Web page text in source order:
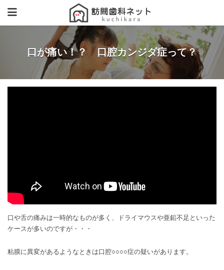
口が痛い！？ 口腔カンジダ症って？
口や舌の痛みは一時的なものが多く、ドライマウスや亜鉛不足といった
ケースが多いのですが・・・
粘膜に異変があるようなときは口腔○○○○症の疑いがあります。